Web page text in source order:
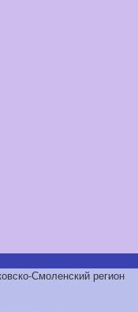
Смоленский регион